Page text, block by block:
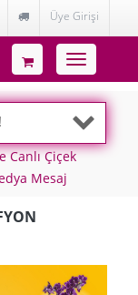
Üye Girişi
Toggle
navigation
Canlı Çiçek
Mesaj